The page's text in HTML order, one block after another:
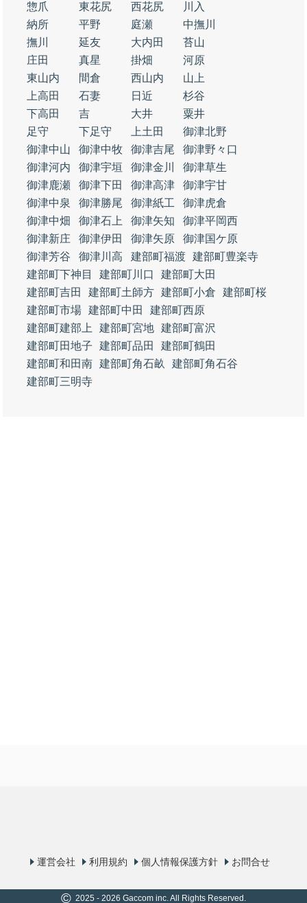
惣爪
東花尻 西花尻
川入
納所
平野 庭瀬
中撫川
撫川
延友 大内田
苔山
庄田
真星 掛畑
河原
東山内
間倉 西山内
山上
上高田
石妻 日近
杉谷
下高田
吉 大井
粟井
足守
下足守 上土田
御津北野
御津中山
御津中牧 御津吉尾
御津野々口
御津河内
御津宇垣 御津金川
御津草生
御津鹿瀬
御津下田 御津高津
御津宇甘
御津中泉
御津勝尾 御津紙工
御津虎倉
御津中畑
御津石上 御津矢知
御津平岡西
御津新庄
御津伊田 御津矢原
御津国ケ原
御津芳谷
御津川高 建部町福渡 建部町豊楽寺
建部町下神目
建部町川口
建部町大田
建部町吉田
建部町土師方 建部町小倉
建部町桜
建部町市場 建部町中田
建部町西原
建部町建部上
建部町宮地 建部町富沢
建部町田地子
建部町品田
建部町鶴田
建部町和田南 建部町角石畝
建部町角石谷
建部町三明寺
運営会社 利用規約 個人情報保護方針 お問合せ
© 2025 - 2026 Gaccom inc. All Rights Reserved.